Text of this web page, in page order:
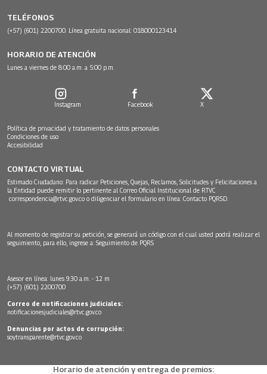
TELÉFONOS
(+57) (601) 2200700. Línea gratuita nacional: 018000123414
HORARIO DE ATENCIÓN
Lunes a viernes de 8:00 a.m. a 5:00 p.m.
Instagram Facebook X
Política de privacidad y tratamiento de datos personales
Condiciones de uso
Accesibilidad
CONTACTO VIRTUAL
Estimado Ciudadano: Para radicar Peticiones, Quejas, Reclamos, Solicitudes y Felicitaciones a
la Entidad puede remitir lo pertinente al Correo Oficial Institucional de RTVC
correspondencia@rtvc.gov.co o diligenciar el formulario en línea: Contacto PQRSD.
Al momento de registrar su petición, se generará un código con el cual usted podrá realizar el
seguimiento, para ello, ingrese a: Seguimiento de PQRS
Asesor en línea: lunes 9:30 a.m. - 12 m
(+57) (601) 2200700
Correo de notificaciones judiciales:
notificacionesjudiciales@rtvc.gov.co
Denuncias por actos de corrupción:
soytransparente@rtvc.gov.co
Horario de atención y entrega de premios: